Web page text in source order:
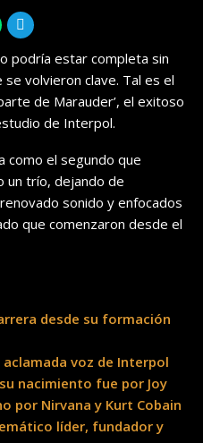
podría estar completa sin
volvieron clave. Tal es el
de Marauder’, el exitoso
de Interpol.
como el segundo que
un trío, dejando de
sonido y enfocados
que comenzaron desde el
desde su formación
aclamada voz de Interpol
nacimiento fue por Joy
por Nirvana y Kurt Cobain
líder, fundador y